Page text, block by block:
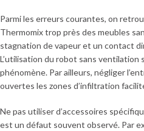
Parmi les erreurs courantes, on
Thermomix trop près des meubles
stagnation de vapeur et un contact
L’utilisation du robot sans ventilation
phénomène. Par ailleurs, négliger
ouvertes les zones d’infiltration
Ne pas utiliser d’accessoires
est un défaut souvent observé. Par